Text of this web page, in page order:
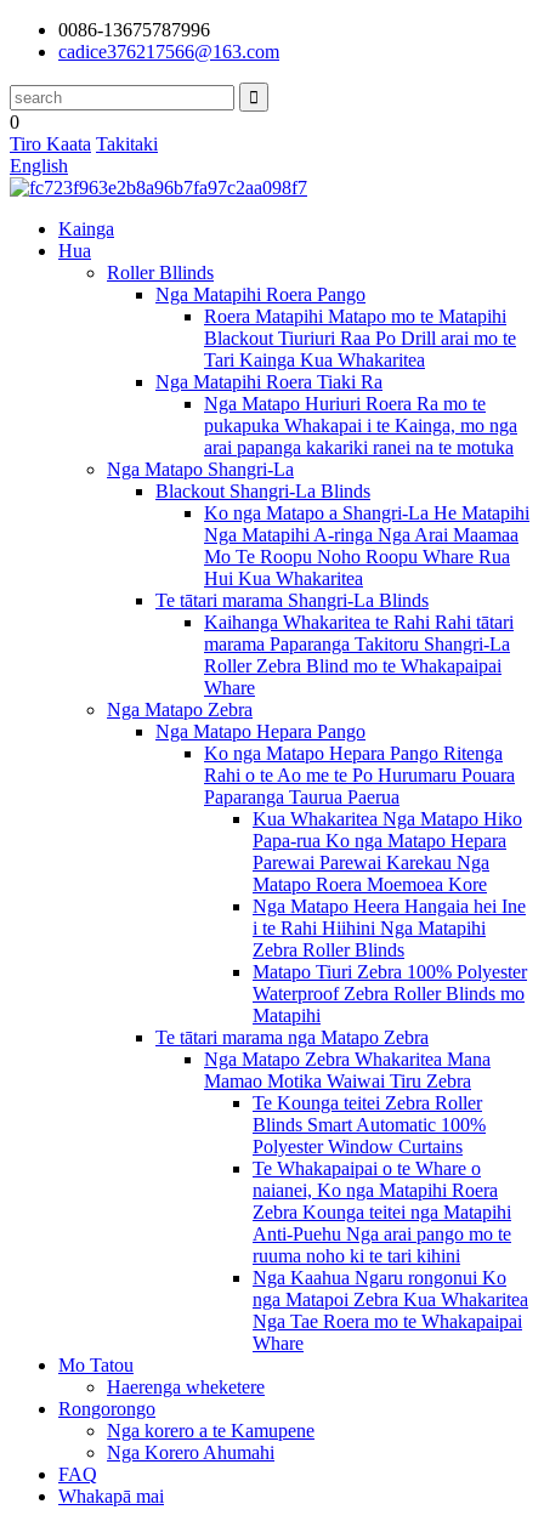
0086-13675787996
cadice376217566@163.com
0
Tiro Kaata Takitaki
English
Kainga
Hua
Roller Bllinds
Nga Matapihi Roera Pango
Roera Matapihi Matapo mo te Matapihi
Blackout Tiuriuri Raa Po Drill arai mo te
Tari Kainga Kua Whakaritea
Nga Matapihi Roera Tiaki Ra
Nga Matapo Huriuri Roera Ra mo te
pukapuka Whakapai i te Kainga, mo nga
arai papanga kakariki ranei na te motuka
Nga Matapo Shangri-La
Blackout Shangri-La Blinds
Ko nga Matapo a Shangri-La He Matapihi
Nga Matapihi A-ringa Nga Arai Maamaa
Mo Te Roopu Noho Roopu Whare Rua
Hui Kua Whakaritea
Te tātari marama Shangri-La Blinds
Kaihanga Whakaritea te Rahi Rahi tātari
marama Paparanga Takitoru Shangri-La
Roller Zebra Blind mo te Whakapaipai
Whare
Nga Matapo Zebra
Nga Matapo Hepara Pango
Ko nga Matapo Hepara Pango Ritenga
Rahi o te Ao me te Po Hurumaru Pouara
Paparanga Taurua Paerua
Kua Whakaritea Nga Matapo Hiko
Papa-rua Ko nga Matapo Hepara
Parewai Parewai Karekau Nga
Matapo Roera Moemoea Kore
Nga Matapo Heera Hangaia hei Ine
i te Rahi Hiihini Nga Matapihi
Zebra Roller Blinds
Matapo Tiuri Zebra 100% Polyester
Waterproof Zebra Roller Blinds mo
Matapihi
Te tātari marama nga Matapo Zebra
Nga Matapo Zebra Whakaritea Mana
Mamao Motika Waiwai Tiru Zebra
Te Kounga teitei Zebra Roller
Blinds Smart Automatic 100%
Polyester Window Curtains
Te Whakapaipai o te Whare o
naianei, Ko nga Matapihi Roera
Zebra Kounga teitei nga Matapihi
Anti-Puehu Nga arai pango mo te
ruuma noho ki te tari kihini
Nga Kaahua Ngaru rongonui Ko
nga Matapoi Zebra Kua Whakaritea
Nga Tae Roera mo te Whakapaipai
Whare
Mo Tatou
Haerenga wheketere
Rongorongo
Nga korero a te Kamupene
Nga Korero Ahumahi
FAQ
Whakapā mai